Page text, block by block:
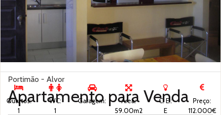
Portimão - Alvor
Apartamento paraVenda
Quartos:
1
WC:
1
Garagem:
Área:
59.00m2
C. E.:
E
Preço:
112.000€